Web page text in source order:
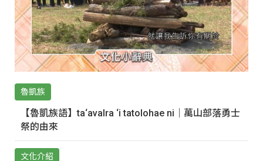
魯凱族
【魯凱族語】ta‘avalra ‘i tatolohae ni｜萬山部落勇士
祭的由來
文化介紹